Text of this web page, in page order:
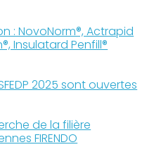
: NovoNorm®, Actrapid
Insulatard Penfill®
2025 sont ouvertes
de la filière
FIRENDO